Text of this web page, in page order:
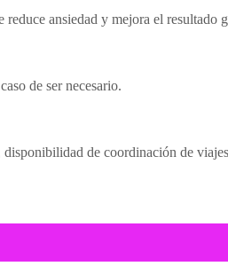
ansiedad y mejora el resultado
de ser necesario.
de coordinación de